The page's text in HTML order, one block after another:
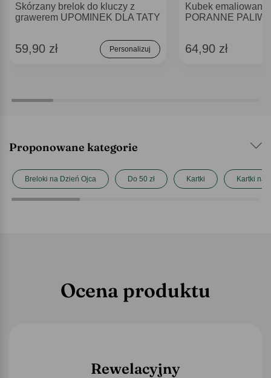
Skórzany brelok do kluczy z
grawerem UPOMINEK DLA TATY
59,90 zł Personalizuj
Kubek emaliowany
PORANNE
64,90 zł
Proponowane kategorie
Breloki na Dzień Ojca Do 50 zł Kartki Kartki na
Ocena produktu
Rewelacyjny